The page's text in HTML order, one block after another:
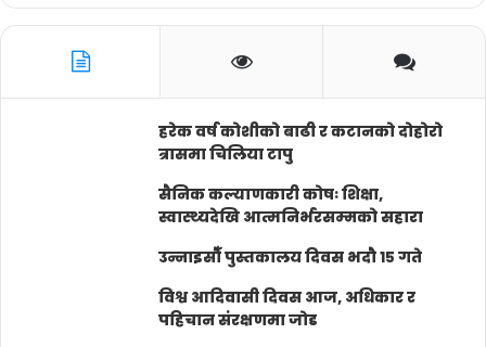
हरेक वर्ष कोशीको बाढी र कटानको दोहोरो
त्रासमा चिलिया टापु
सैनिक कल्याणकारी कोषः शिक्षा,
स्वास्थ्यदेखि आत्मनिर्भरसम्मको सहारा
उन्नाइसौँ पुस्तकालय दिवस भदौ १५ गते
विश्व आदिवासी दिवस आज, अधिकार र
पहिचान संरक्षणमा जोड